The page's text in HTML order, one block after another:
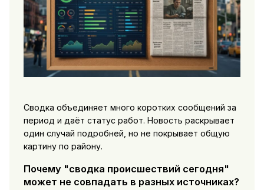
Сводка объединяет много коротких сообщений за
период и даёт статус работ. Новость раскрывает
один случай подробней, но не покрывает общую
картину по району.
Почему "сводка происшествий сегодня"
может не совпадать в разных источниках?